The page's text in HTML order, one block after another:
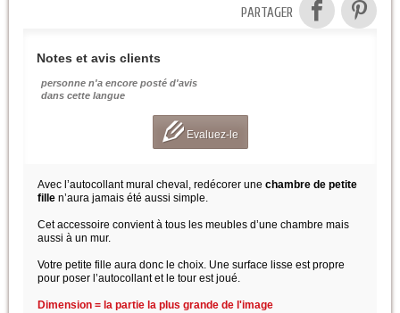
PARTAGER
Notes et avis clients
personne n'a encore posté d'avis
dans cette langue
Evaluez-le
Avec l’autocollant mural cheval, redécorer une chambre de petite
fille n’aura jamais été aussi simple.
Cet accessoire convient à tous les meubles d’une chambre mais
aussi à un mur.
Votre petite fille aura donc le choix. Une surface lisse est propre
pour poser l’autocollant et le tour est joué.
Dimension = la partie la plus grande de l'image